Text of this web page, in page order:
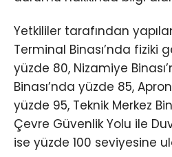
Yetkililer tarafından
Terminal Binası’nda fiziki
yüzde 80, Nizamiye
Binası’nda yüzde 85,
yüzde 95, Teknik Merkez
Çevre Güvenlik Yolu ile
ise yüzde 100 seviyesine